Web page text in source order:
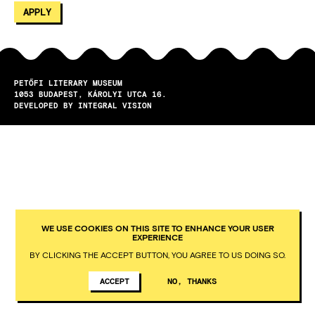
PETŐFI LITERARY MUSEUM
1053
BUDAPEST
KÁROLYI UTCA 16.
DEVELOPED BY INTEGRAL VISION
WE USE COOKIES ON THIS SITE TO ENHANCE YOUR USER
EXPERIENCE
BY CLICKING THE ACCEPT BUTTON, YOU AGREE TO US DOING SO.
ACCEPT NO, THANKS